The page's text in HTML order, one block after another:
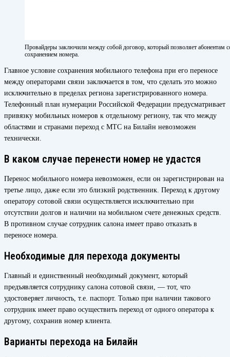
Провайдеры заключили между собой договор, который позволяет абонентам
сохранением номера.
Главное условие сохранения мобильного телефона при его переносе
между операторами связи заключается в том, что сделать это можно
исключительно в пределах региона зарегистрированного номера.
Телефонный план нумерации Российской Федерации предусматривает
привязку мобильных номеров к отдельному региону, так что между
областями и странами переход с МТС на Билайн невозможен
технически.
В каком случае перенести номер не удастся
Перенос мобильного номера невозможен, если он зарегистрирован на
третье лицо, даже если это близкий родственник. Переход к другому
оператору сотовой связи осуществляется исключительно при
отсутствии долгов и наличии на мобильном счете денежных средств.
В противном случае сотрудник салона имеет право отказать в
переносе номера.
Необходимые для перехода документы
Главный и единственный необходимый документ, который
предъявляется сотруднику салона сотовой связи, — тот, что
удостоверяет личность, т.е. паспорт. Только при наличии такового
сотрудник имеет право осуществить переход от одного оператора к
другому, сохранив номер клиента.
Варианты перехода на Билайн